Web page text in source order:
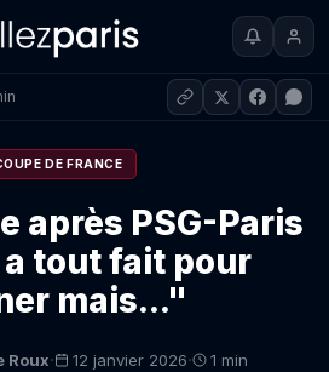
DE FRANCE
après PSG-Paris
a tout fait pour
mais..."
Roux· 12 janvier 2026· 1 min